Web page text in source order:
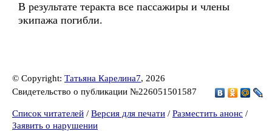
В результате теракта все пассажиры и члены
экипажа погибли.
© Copyright: Татьяна Карелина7, 2026
Свидетельство о публикации №226051501587
Список читателей / Версия для печати / Разместить анонс /
Заявить о нарушении